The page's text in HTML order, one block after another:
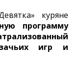
куряне
программу
игр и